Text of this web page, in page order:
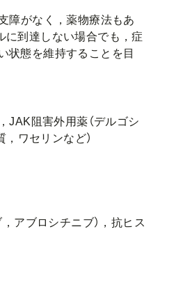
障がなく，薬物療法もあ
に到達しない場合でも，症
状態を維持することを目
JAK阻害外用薬（デルゴシ
ワセリンなど）
アブロシチニブ），抗ヒス